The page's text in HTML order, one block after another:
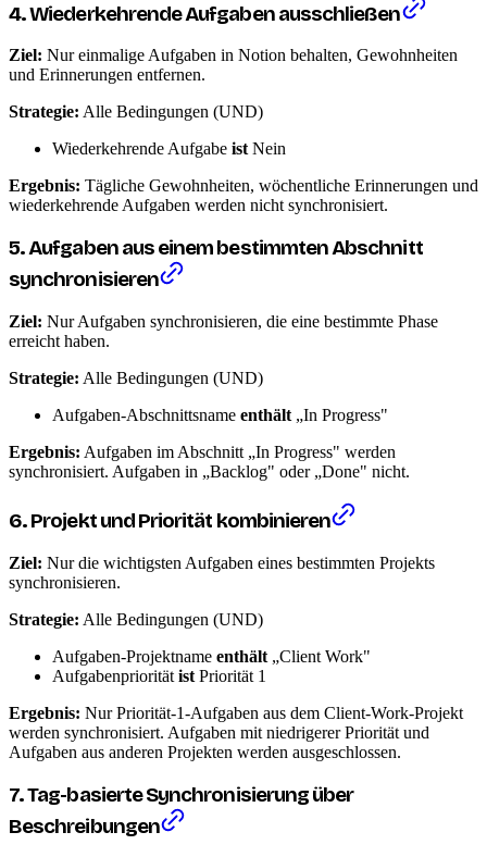
4. Wiederkehrende Aufgaben ausschließen
Ziel: Nur einmalige Aufgaben in Notion behalten, Gewohnheiten
und Erinnerungen entfernen.
Strategie: Alle Bedingungen (UND)
Wiederkehrende Aufgabe ist Nein
Ergebnis: Tägliche Gewohnheiten, wöchentliche Erinnerungen und
wiederkehrende Aufgaben werden nicht synchronisiert.
5. Aufgaben aus einem bestimmten Abschnitt
synchronisieren
Ziel: Nur Aufgaben synchronisieren, die eine bestimmte Phase
erreicht haben.
Strategie: Alle Bedingungen (UND)
Aufgaben-Abschnittsname enthält „In Progress"
Ergebnis: Aufgaben im Abschnitt „In Progress" werden
synchronisiert. Aufgaben in „Backlog" oder „Done" nicht.
6. Projekt und Priorität kombinieren
Ziel: Nur die wichtigsten Aufgaben eines bestimmten Projekts
synchronisieren.
Strategie: Alle Bedingungen (UND)
Aufgaben-Projektname enthält „Client Work"
Aufgabenpriorität ist Priorität 1
Ergebnis: Nur Priorität-1-Aufgaben aus dem Client-Work-Projekt
werden synchronisiert. Aufgaben mit niedrigerer Priorität und
Aufgaben aus anderen Projekten werden ausgeschlossen.
7. Tag-basierte Synchronisierung über
Beschreibungen